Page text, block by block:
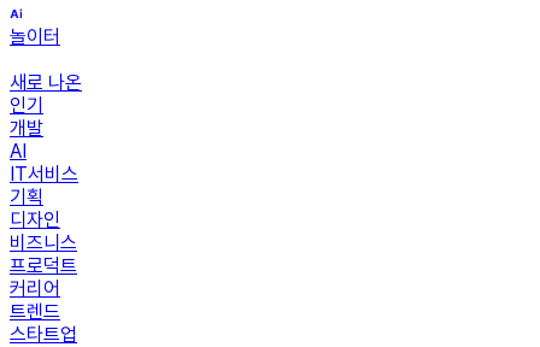
놀이터
새로 나온
인기
개발
AI
IT서비스
기획
디자인
비즈니스
프로덕트
커리어
트렌드
스타트업